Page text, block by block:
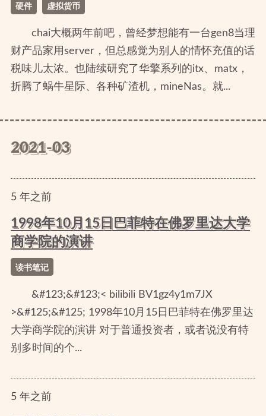
硬件 虚拟货币
chai大概两年前吧，曾经梦想能有一台gen8当理
财产品家用server，但总感觉为别人的情怀充值的话
税味儿太浓。也陆续研究了华擎系列的itx、matx，
折腾了蜗牛星际、各种矿渣机，mineNas。就...
2021-03
5年之前
1998年10月15日巴菲特在佛罗里达大学
商学院的演讲
读书笔记
&#123;&#123;< bilibili BV1gz4y1m7JX
>&#125;&#125; 1998年10月15日巴菲特在佛罗里达
大学商学院的演讲 对于普通投资者，或者说没有特
别多时间的个...
5年之前